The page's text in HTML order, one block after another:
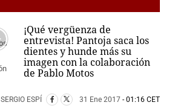
¡Qué vergüenza de
entrevista! Pantoja saca los
dientes y hunde más su
imagen con la colaboración
de Pablo Motos
SERGIO ESPÍ 31 Ene 2017 - 01:16 CET